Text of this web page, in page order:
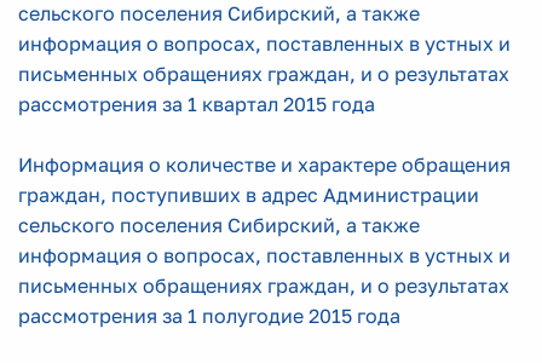
сельского поселения Сибирский, а также
информация о вопросах, поставленных в устных и
письменных обращениях граждан, и о результатах
рассмотрения за 1 квартал 2015 года
Информация о количестве и характере обращения
граждан, поступивших в адрес Администрации
сельского поселения Сибирский, а также
информация о вопросах, поставленных в устных и
письменных обращениях граждан, и о результатах
рассмотрения за 1 полугодие 2015 года